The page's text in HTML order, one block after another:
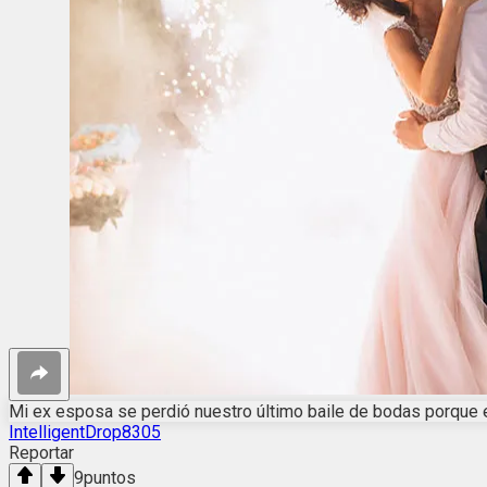
Mi ex esposa se perdió nuestro último baile de bodas
IntelligentDrop8305
Reportar
9puntos